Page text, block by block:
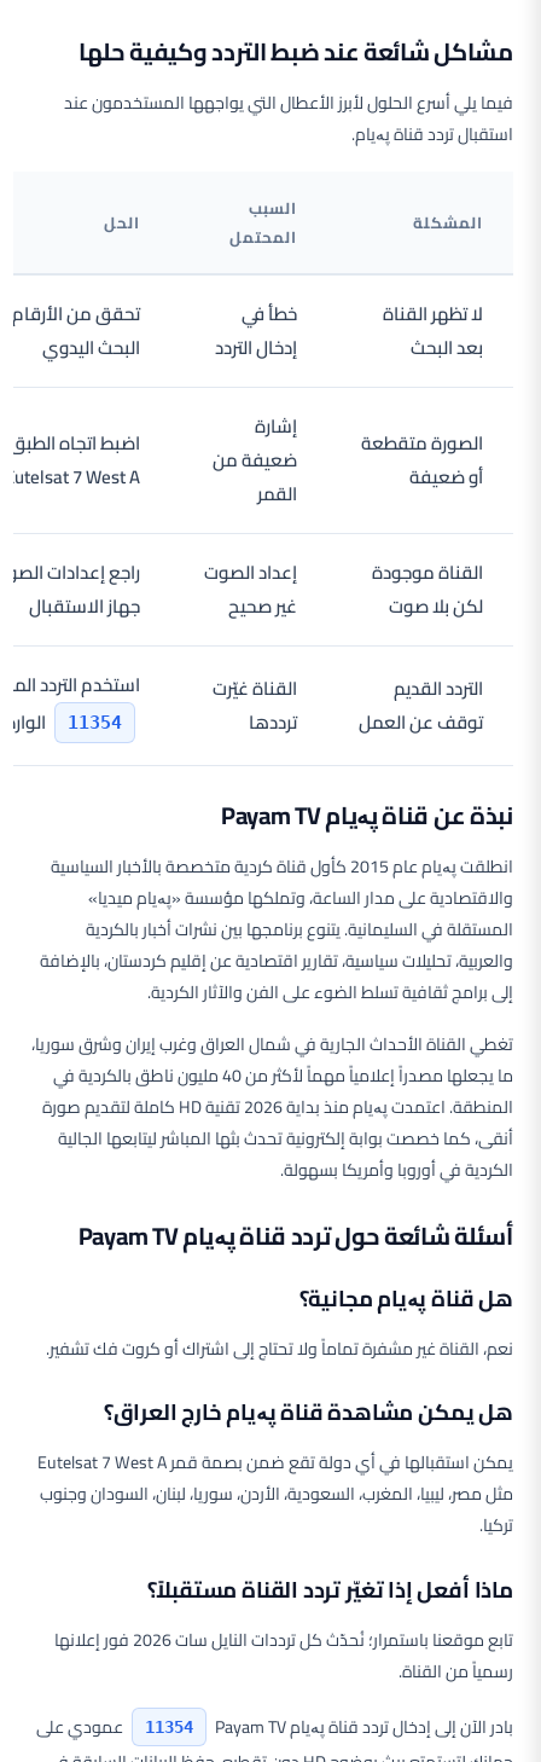
مشاكل شائعة عند ضبط التردد وكيفية حلها
فيما يلي أسرع الحلول لأبرز الأعطال التي يواجهها المستخدمون عند
استقبال تردد قناة پەیام.
المشكلة
السبب
المحتمل
الحل
لا تظهر القناة
بعد البحث
خطأ في
إدخال التردد
تحقق من الأرقام
البحث اليدوي
الصورة متقطعة
أو ضعيفة
إشارة
ضعيفة من
القمر
اضبط اتجاه الطبق
Eutelsat 7 West A
القناة موجودة
لكن بلا صوت
إعداد الصوت
غير صحيح
راجع إعدادات
جهاز الاستقبال
التردد القديم
توقف عن العمل
القناة غيّرت
ترددها
استخدم التردد
11354
نبذة عن قناة پەیام Payam TV
انطلقت پەیام عام 2015 كأول قناة كردية متخصصة بالأخبار السياسية
والاقتصادية على مدار الساعة، وتملكها مؤسسة «پەیام ميديا»
المستقلة في السليمانية. يتنوع برنامجها بين نشرات أخبار بالكردية
والعربية، تحليلات سياسية، تقارير اقتصادية عن إقليم كردستان، بالإضافة
إلى برامج ثقافية تسلط الضوء على الفن والآثار الكردية.
تغطي القناة الأحداث الجارية في شمال العراق وغرب إيران وشرق سوريا،
ما يجعلها مصدراً إعلامياً مهماً لأكثر من 40 مليون ناطق بالكردية في
المنطقة. اعتمدت پەیام منذ بداية 2026 تقنية HD كاملة لتقديم صورة
أنقى، كما خصصت بوابة إلكترونية تحدث بثها المباشر ليتابعها الجالية
الكردية في أوروبا وأمريكا بسهولة.
أسئلة شائعة حول تردد قناة پەیام Payam TV
هل قناة پەیام مجانية؟
نعم، القناة غير مشفرة تماماً ولا تحتاج إلى اشتراك أو كروت فك تشفير.
هل يمكن مشاهدة قناة پەیام خارج العراق؟
يمكن استقبالها في أي دولة تقع ضمن بصمة قمر Eutelsat 7 West A
مثل مصر، ليبيا، المغرب، السعودية، الأردن، سوريا، لبنان، السودان وجنوب
تركيا.
ماذا أفعل إذا تغيّر تردد القناة مستقبلاً؟
تابع موقعنا باستمرار؛ نُحدّث كل ترددات النايل سات 2026 فور إعلانها
رسمياً من القناة.
بادر الآن إلى إدخال تردد قناة پەیام Payam TV
11354
عمودي على